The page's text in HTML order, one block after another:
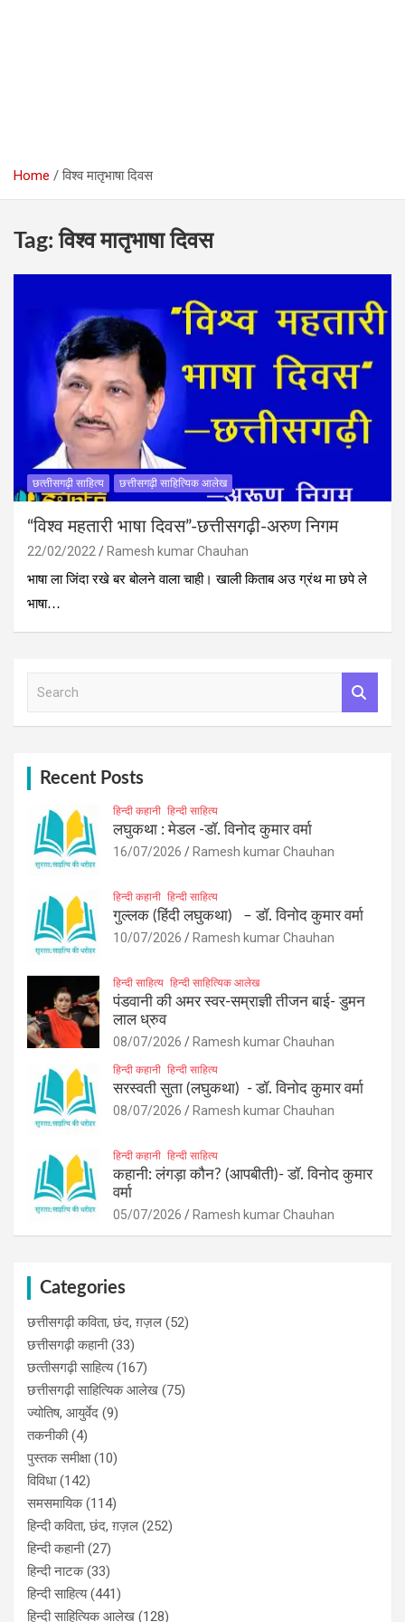
Home विश्‍व मातृभाषा दिवस
Tag:विश्‍व मातृभाषा दिवस
छत्‍तीसगढ़ी साहित्‍य छत्तीसगढ़ी साहित्यिक आलेख
“विश्व महतारी भाषा दिवस”-छत्तीसगढ़ी-अरुण निगम
22/02/2022
Ramesh kumar Chauhan
भाषा ला जिंदा रखे बर बोलने वाला चाही। खाली किताब अउ ग्रंथ मा छपे ले
भाषा…
Recent Posts
हिन्दी कहानी हिन्दी साहित्य
लघुकथा : मेडल -डॉ. विनोद कुमार वर्मा
16/07/2026 Ramesh kumar Chauhan
हिन्दी कहानी हिन्दी साहित्य
गुल्लक (हिंदी लघुकथा) – डॉ. विनोद कुमार वर्मा
10/07/2026 Ramesh kumar Chauhan
हिन्दी साहित्य हिन्दी साहित्यिक आलेख
पंडवानी की अमर स्वर-सम्राज्ञी तीजन बाई- डुमन
लाल ध्रुव
08/07/2026 Ramesh kumar Chauhan
हिन्दी कहानी हिन्दी साहित्य
सरस्वती सुता (लघुकथा) ​- डॉ. विनोद कुमार वर्मा
08/07/2026 Ramesh kumar Chauhan
हिन्दी कहानी हिन्दी साहित्य
कहानी: लंगड़ा कौन? (आपबीती)​- डॉ. विनोद कुमार
वर्मा
05/07/2026 Ramesh kumar Chauhan
Categories
छत्तीसगढ़ी कविता, छंद, ग़ज़ल (52)
छत्तीसगढ़ी कहानी(33)
छत्‍तीसगढ़ी साहित्‍य(167)
छत्तीसगढ़ी साहित्यिक आलेख (75)
ज्योतिष, आयुर्वेद (9)
तकनीकी(4)
पुस्‍तक समीक्षा(10)
विविधा(142)
समसमायिक(114)
हिन्दी कविता, छंद, ग़ज़ल (252)
हिन्दी कहानी(27)
हिन्‍दी नाटक(33)
हिन्दी साहित्य(441)
हिन्दी साहित्यिक आलेख (128)